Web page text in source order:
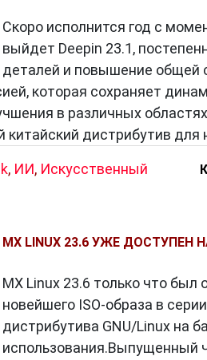
Скоро исполнится год с
выйдет Deepin 23.1,
деталей и повышение общей
которая сохраняет
в различных
китайский дистрибутив для
, ИИ, Искусственный
MX LINUX 23.6 УЖЕ ДОСТУПЕН
MX Linux 23.6 только что
новейшего ISO-образа в
дистрибутива GNU/Linux на
использования.Выпущенный